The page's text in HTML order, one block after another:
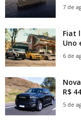
7 de
Fiat
Uno
6 de
R$
5 de